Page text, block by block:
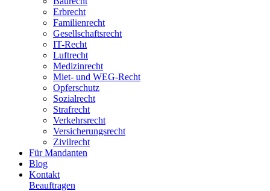
Erbrecht
Familienrecht
Gesellschaftsrecht
IT-Recht
Luftrecht
Medizinrecht
Miet- und WEG-Recht
Opferschutz
Sozialrecht
Strafrecht
Verkehrsrecht
Versicherungsrecht
Zivilrecht
Für Mandanten
Blog
Kontakt
Beauftragen